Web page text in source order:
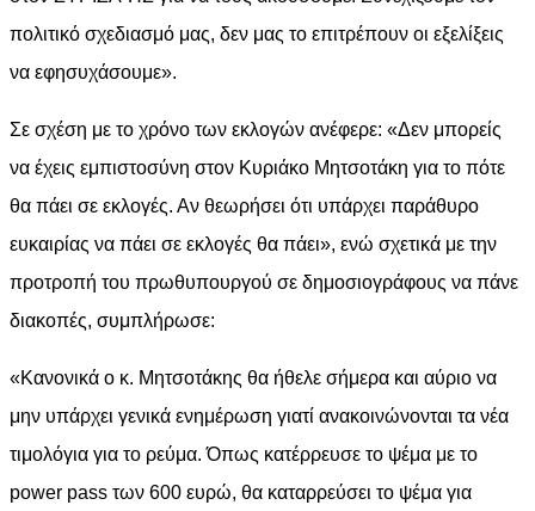
πολιτικό σχεδιασμό μας, δεν μας το επιτρέπουν οι εξελίξεις
να εφησυχάσουμε».
Σε σχέση με το χρόνο των εκλογών ανέφερε: «Δεν μπορείς
να έχεις εμπιστοσύνη στον Κυριάκο Μητσοτάκη για το πότε
θα πάει σε εκλογές. Αν θεωρήσει ότι υπάρχει παράθυρο
ευκαιρίας να πάει σε εκλογές θα πάει», ενώ σχετικά με την
προτροπή του πρωθυπουργού σε δημοσιογράφους να πάνε
διακοπές, συμπλήρωσε:
«Κανονικά ο κ. Μητσοτάκης θα ήθελε σήμερα και αύριο να
μην υπάρχει γενικά ενημέρωση γιατί ανακοινώνονται τα νέα
τιμολόγια για το ρεύμα. Όπως κατέρρευσε το ψέμα με το
power pass των 600 ευρώ, θα καταρρεύσει το ψέμα για